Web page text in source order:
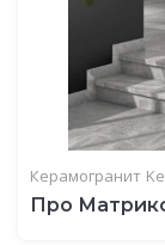
Керамогранит
Про